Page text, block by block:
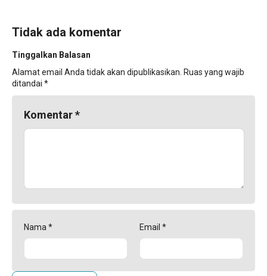
Tidak ada komentar
Tinggalkan Balasan
Alamat email Anda tidak akan dipublikasikan. Ruas yang wajib
ditandai *
Komentar*
Nama * Email *